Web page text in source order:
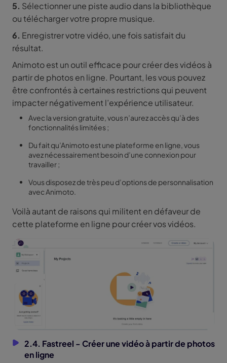
5. Sélectionner une piste audio dans la bibliothèque
ou télécharger votre propre musique.
6. Enregistrer votre vidéo, une fois satisfait du
résultat.
Animoto est un outil efficace pour créer des vidéos à
partir de photos en ligne. Pourtant, les vous pouvez
être confrontés à certaines restrictions qui peuvent
impacter négativement l’expérience utilisateur.
Avec la version gratuite, vous n’aurez accès qu’à des
fonctionnalités limitées ;
Du fait qu’Animoto est une plateforme en ligne, vous
avez nécessairement besoin d’une connexion pour
travailler ;
Vous disposez de très peu d’options de personnalisation
avec Animoto.
Voilà autant de raisons qui militent en défaveur de
cette plateforme en ligne pour créer vos vidéos.
2.4. Fastreel - Créer une vidéo à partir de photos
en ligne